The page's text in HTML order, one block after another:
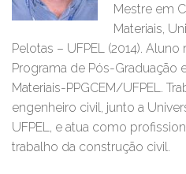
Mestre em
Materiais,
Pelotas – UFPEL (2014).
Programa de Pós-Graduação
Materiais-PPGCEM/UFPEL.
engenheiro civil, junto a
UFPEL, e atua como
trabalho da construção civil.